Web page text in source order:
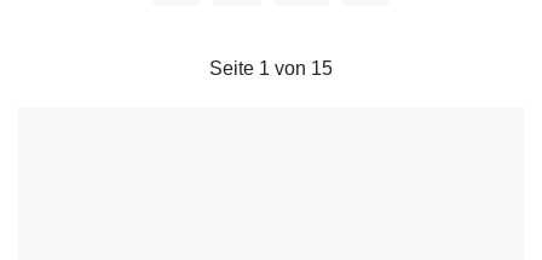
Seite 1 von 15